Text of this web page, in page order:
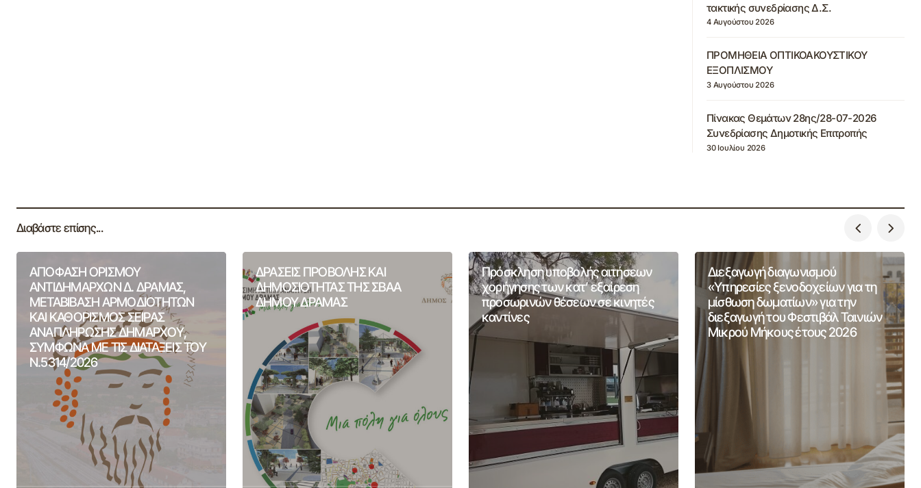
τακτικής συνεδρίασης Δ.Σ.
4 Αυγούστου 2026
ΠΡΟΜΗΘΕΙΑ ΟΠΤΙΚΟΑΚΟΥΣΤΙΚΟΥ
ΕΞΟΠΛΙΣΜΟΥ
3 Αυγούστου 2026
Πίνακας Θεμάτων 28ης/28-07-2026
Συνεδρίασης Δημοτικής Επιτροπής
30 Ιουλίου 2026
Διαβάστε επίσης...
ΑΠΟΦΑΣΗ ΟΡΙΣΜΟΥ
ΑΝΤΙΔΗΜΑΡΧΩΝ Δ. ΔΡΑΜΑΣ,
ΜΕΤΑΒΙΒΑΣΗ ΑΡΜΟΔΙΟΤΗΤΩΝ
ΚΑΙ ΚΑΘΟΡΙΣΜΟΣ ΣΕΙΡΑΣ
ΑΝΑΠΛΗΡΩΣΗΣ ΔΗΜΑΡΧΟΥ,
ΣΥΜΦΩΝΑ ΜΕ ΤΙΣ ΔΙΑΤΑΞΕΙΣ ΤΟΥ
Ν.5314/2026
ΔΡΑΣΕΙΣ ΠΡΟΒΟΛΗΣ ΚΑΙ
ΔΗΜΟΣΙΟΤΗΤΑΣ ΤΗΣ ΣΒΑΑ
ΔΗΜΟΥ ΔΡΑΜΑΣ
Πρόσκληση υποβολής αιτήσεων
χορήγησης των κατ’ εξαίρεση
προσωρινών θέσεων σε κινητές
καντίνες
Διεξαγωγή διαγωνισμού
«Υπηρεσίες ξενοδοχείων για τη
μίσθωση δωματίων» για την
διεξαγωγή του Φεστιβάλ Ταινιών
Μικρού Μήκους έτους 2026